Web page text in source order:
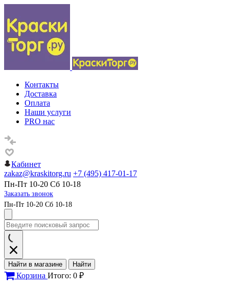
Контакты
Доставка
Оплата
Наши услуги
PRO нас
Кабинет
zakaz@kraskitorg.ru +7 (495) 417-01-17
Пн-Пт 10-20 Сб 10-18
Заказать звонок
Пн-Пт 10-20 Сб 10-18
Найти в магазине Найти
Корзина Итого: 0 ₽